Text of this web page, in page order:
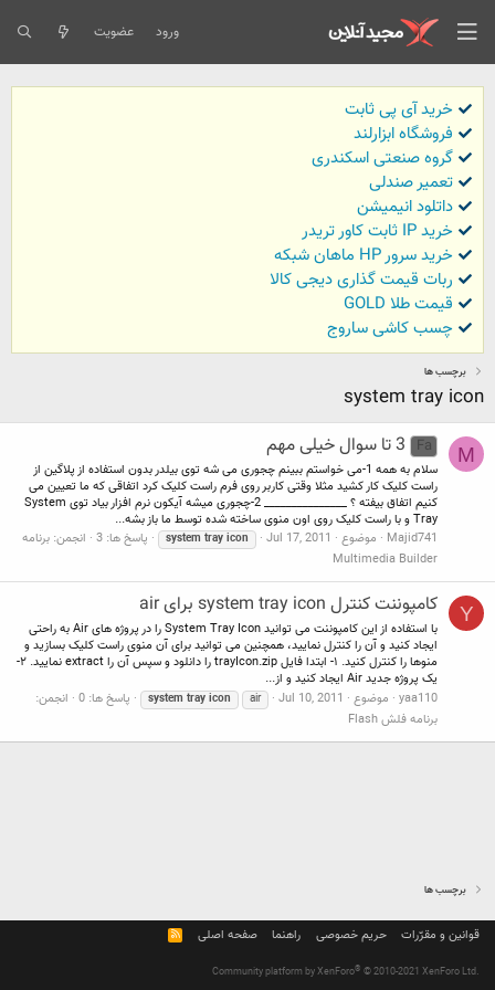
ورود عضویت
خرید آی پی ثابت
فروشگاه ابزارلند
گروه صنعتی اسکندری
تعمیر صندلی
داتلود انیمیشن
خرید IP ثابت کاور تریدر
خرید سرور HP ماهان شبکه
ربات قیمت گذاری دیجی کالا
قیمت طلا GOLD
چسب کاشی ساروج
برچسب ها
system tray icon
M
Fa 3 تا سوال خیلی مهم
سلام به همه 1-می خواستم ببینم چجوری می شه توی بیلدر بدون استفاده از پلاگین از
راست کلیک کار کشید مثلا وقتی کاربر روی فرم راست کلیک کرد اتفاقی که ما تعیین می
کنیم اتفاق بیفته ؟ _______________ 2-چجوری میشه آیکون نرم افزار بیاد توی System
Tray و با راست کلیک روی اون منوی ساخته شده توسط ما باز بشه...
Majid741
موضوع Jul 17, 2011
system tray icon پاسخ ها: 3 انجمن: برنامه
Multimedia Builder
Y کامپوننت کنترل system tray icon برای air
با استفاده از این کامپوننت می توانید System Tray Icon را در پروژه های Air به راحتی
ایجاد کنید و آن را کنترل نمایید، همچنین می توانید برای آن منوی راست کلیک بسازید و
منوها را کنترل کنید. ۱- ابتدا فایل trayIcon.zip را دانلود و سپس آن را extract نمایید. ۲-
یک پروژه جدید Air ایجاد کنید و از...
yaa110 موضوع Jul 10, 2011
air
system tray icon پاسخ ها: 0
انجمن:
برنامه فلش Flash
برچسب ها
قوانین و مقرّرات حریم خصوصی راهنما صفحه اصلی
R
S
Community platform by XenForo® © 2010-2021 XenForo Ltd.